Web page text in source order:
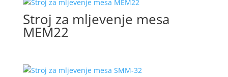
Stroj za mljevenje mesa
MEM22